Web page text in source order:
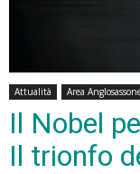
Attualità Area
Il Nobel
Il trionfo